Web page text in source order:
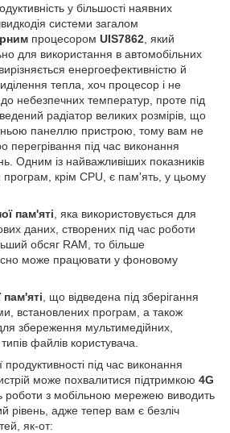
у більшості наявних
системи загалом
процесором UIS7862 , який
для використання в автомобільних
енергоефективністю й
тепла, хоч процесор і не
до небезпечних температур, проте під
радіатор великих розмірів, що
панеллю пристрою, тому вам не
перегрівання під час виконання
Одним із найважливіших показників
програм, крім CPU, є пам'ять, у цьому
пам'яті , яка використовується для
даних, створених під час роботи
обсяг RAM, то більше
може працювати у фоновому
пам'яті , що відведена під зберігання
встановлених програм, а також
збереження мультимедійних,
файлів користувача.
продуктивності під час виконання
може похвалитися підтримкою 4G
роботи з мобільною мережею виводить
рівень, адже тепер вам є безліч
як-от: